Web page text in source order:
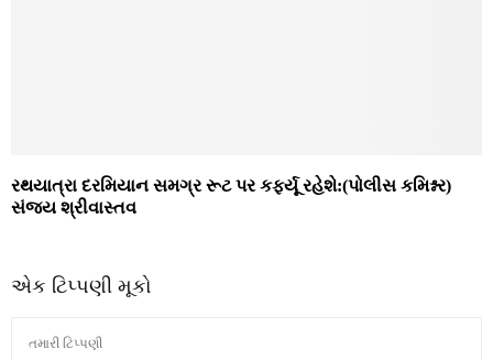
રથયાત્રા દરમિયાન સમગ્ર રૂટ પર કર્ફ્યૂ રહેશે:(પોલીસ કમિશ્નર)
સંજય શ્રીવાસ્તવ
એક ટિપ્પણી મૂકો